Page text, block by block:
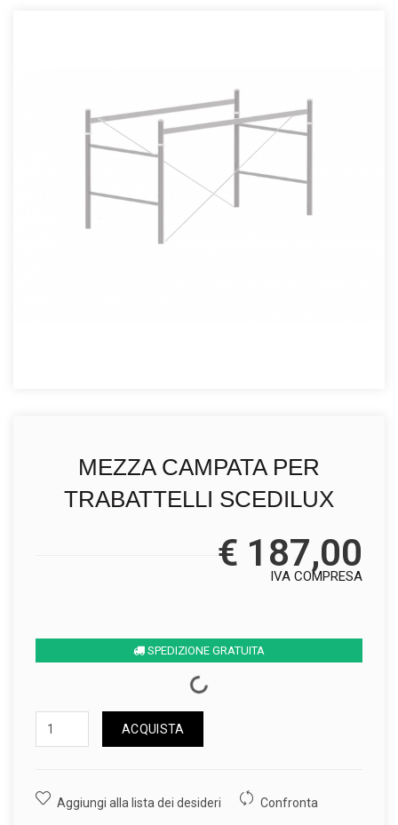
MEZZA CAMPATA PER
TRABATTELLI SCEDILUX
€ 187,00
IVA COMPRESA
SPEDIZIONE GRATUITA
ACQUISTA
Aggiungi alla lista dei desideri Confronta